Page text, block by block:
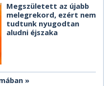
Megszületett az újabb
melegrekord, ezért nem
tudtunk nyugodtan
aludni éjszaka